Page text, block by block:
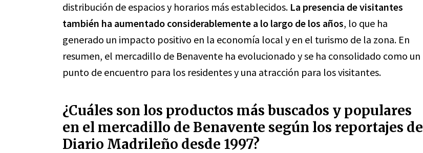
distribución de espacios y horarios más establecidos. La presencia de visitantes
también ha aumentado considerablemente a lo largo de los años, lo que ha
generado un impacto positivo en la economía local y en el turismo de la zona. En
resumen, el mercadillo de Benavente ha evolucionado y se ha consolidado como un
punto de encuentro para los residentes y una atracción para los visitantes.
¿Cuáles son los productos más buscados y populares
en el mercadillo de Benavente según los reportajes de
Diario Madrileño desde 1997?